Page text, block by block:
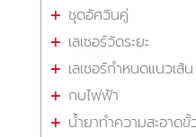
ชุดอัศวินคู่
เลเซอร์วัดระยะ
เลเซอร์กำหนดแนวเส้น
กบไฟฟ้า
น้ำยาทำความสะอาดขั้